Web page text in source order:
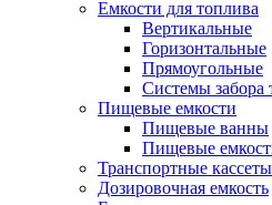
Емкости для топлива
Вертикальные
Горизонтальные
Прямоугольные
Системы забора
Пищевые емкости
Пищевые ванны
Пищевые
Транспортные кассеты
Дозировочная емкость